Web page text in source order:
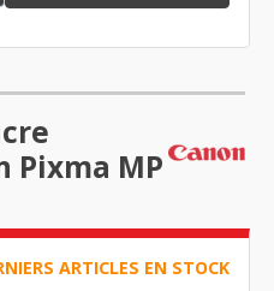
Pixma MP
ARTICLES EN STOCK